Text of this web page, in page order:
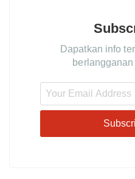
Dapatkan info